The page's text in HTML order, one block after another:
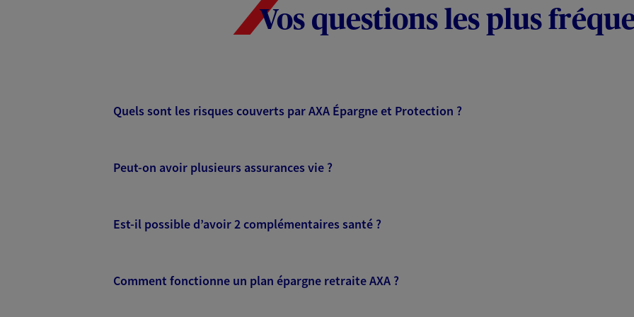
Vos questions les plus
Quels sont les risques couverts par AXA Épargne et Protection ?
Peut-on avoir plusieurs assurances vie ?
Est-il possible d’avoir 2 complémentaires santé ?
Comment fonctionne un plan épargne retraite AXA ?